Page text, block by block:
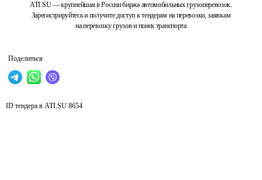
ATI.SU — крупнейшая в России биржа автомобильных грузоперевозок.
Зарегистрируйтесь и получите доступ к тендерам на перевозки, заявкам
на перевозку грузов и поиск транспорта
Поделиться
ID тендера в ATI.SU 8654